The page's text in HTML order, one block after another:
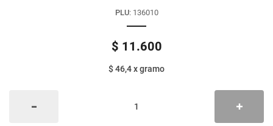
PLU: 136010
$ 11.600
$ 46,4xgramo